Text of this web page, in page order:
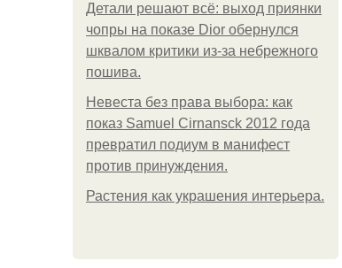
Детали решают всё: выход приянки
чопры на показе Dior обернулся
шквалом критики из-за небрежного
пошива.
Невеста без права выбора: как
показ Samuel Cirnansck 2012 года
превратил подиум в манифест
против принуждения.
Растения как украшения интерьера.